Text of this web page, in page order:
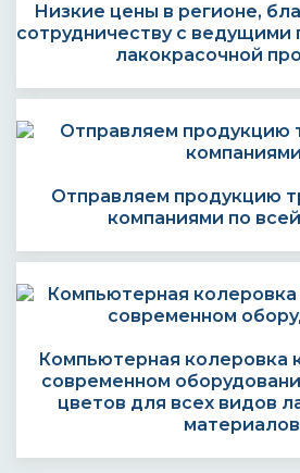
Низкие цены в регионе,
сотрудничеству с ведущими
лакокрасочной
Отправляем продукцию
компаниями по
Компьютерная колеровка
современном
цветов для всех видов